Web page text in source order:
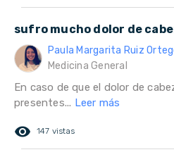
sufro mucho dolor de
Paula Margarita Ruiz
Medicina General
En caso de que el dolor de
presentes... Leer más
remove_red_eye 147 vistas